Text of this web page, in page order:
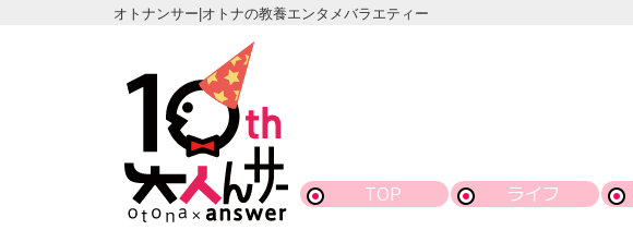
オトナンサー|オトナの教養エンタメバラエティー
TOP ライフ